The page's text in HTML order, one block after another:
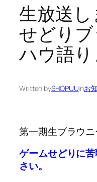
生放送
せどり
ハウ語
Written bySHOPUUinお
第一期生ブラウニ
ゲームせどりに
さい。